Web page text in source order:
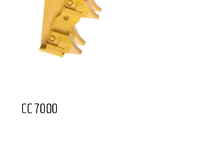
CC 7000